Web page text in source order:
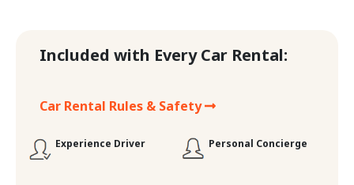
Included with Every Car Rental:
Car Rental Rules & Safety
Experience Driver Personal Concierge